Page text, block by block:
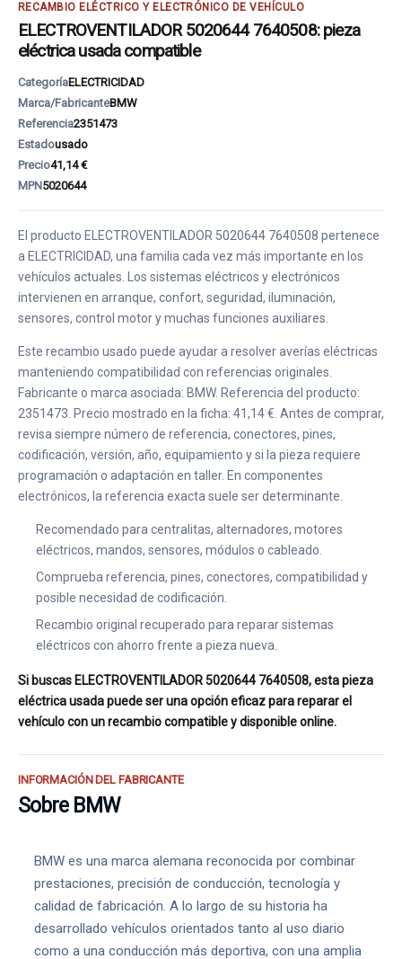
RECAMBIO ELÉCTRICO Y ELECTRÓNICO DE VEHÍCULO
ELECTROVENTILADOR 5020644 7640508: pieza
eléctrica usada compatible
CategoríaELECTRICIDAD
Marca/FabricanteBMW
Referencia2351473
Estadousado
Precio41,14 €
MPN5020644
El producto ELECTROVENTILADOR 5020644 7640508 pertenece
a ELECTRICIDAD, una familia cada vez más importante en los
vehículos actuales. Los sistemas eléctricos y electrónicos
intervienen en arranque, confort, seguridad, iluminación,
sensores, control motor y muchas funciones auxiliares.
Este recambio usado puede ayudar a resolver averías eléctricas
manteniendo compatibilidad con referencias originales.
Fabricante o marca asociada: BMW. Referencia del producto:
2351473. Precio mostrado en la ficha: 41,14 €. Antes de comprar,
revisa siempre número de referencia, conectores, pines,
codificación, versión, año, equipamiento y si la pieza requiere
programación o adaptación en taller. En componentes
electrónicos, la referencia exacta suele ser determinante.
Recomendado para centralitas, alternadores, motores
eléctricos, mandos, sensores, módulos o cableado.
Comprueba referencia, pines, conectores, compatibilidad y
posible necesidad de codificación.
Recambio original recuperado para reparar sistemas
eléctricos con ahorro frente a pieza nueva.
Si buscas ELECTROVENTILADOR 5020644 7640508, esta pieza
eléctrica usada puede ser una opción eficaz para reparar el
vehículo con un recambio compatible y disponible online.
INFORMACIÓN DEL FABRICANTE
Sobre BMW
BMW es una marca alemana reconocida por combinar
prestaciones, precisión de conducción, tecnología y
calidad de fabricación. A lo largo de su historia ha
desarrollado vehículos orientados tanto al uso diario
como a una conducción más deportiva, con una amplia